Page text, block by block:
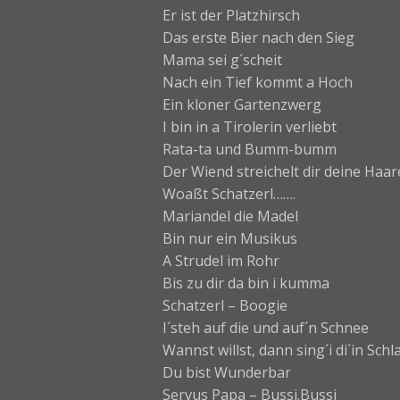
Er ist der Platzhirsch
Das erste Bier nach den Sieg
Mama sei g´scheit
Nach ein Tief kommt a Hoch
Ein kloner Gartenzwerg
I bin in a Tirolerin verliebt
Rata-ta und Bumm-bumm
Der Wiend streichelt dir deine
Woaßt Schatzerl…….
Mariandel die Madel
Bin nur ein Musikus
A Strudel im Rohr
Bis zu dir da bin i kumma
Schatzerl – Boogie
I´steh auf die und auf´n Schnee
Wannst willst, dann sing´i di´in
Du bist Wunderbar
Servus Papa – Bussi.Bussi